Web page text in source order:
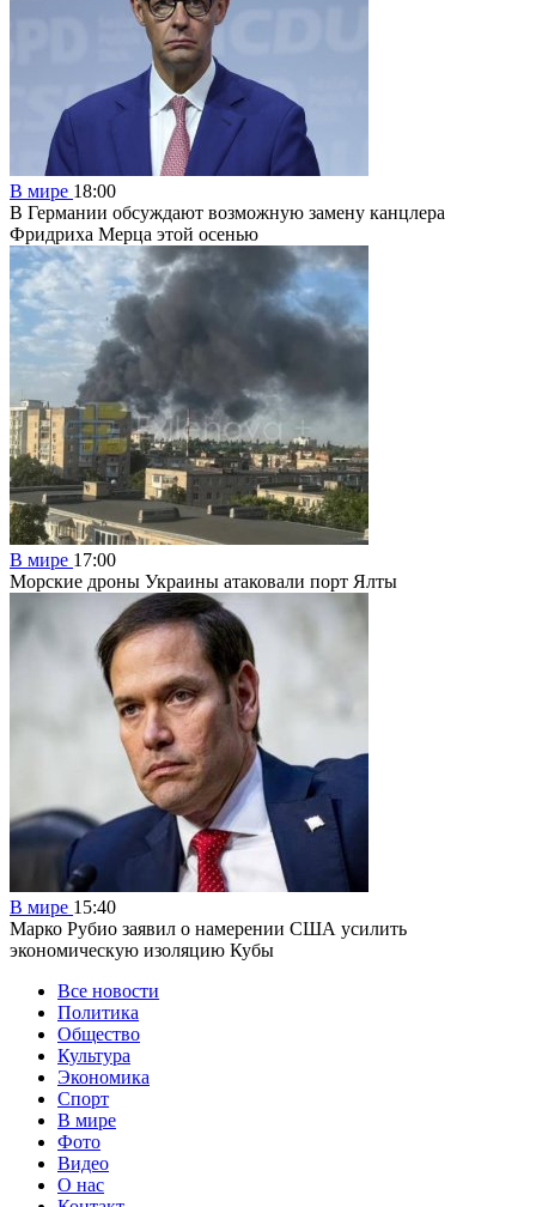
В мире 18:00
В Германии обсуждают возможную замену канцлера
Фридриха Мерца этой осенью
В мире 17:00
Морские дроны Украины атаковали порт Ялты
В мире 15:40
Марко Рубио заявил о намерении США усилить
экономическую изоляцию Кубы
Все новости
Политика
Общество
Культура
Экономика
Спорт
В мире
Фото
Видео
О нас